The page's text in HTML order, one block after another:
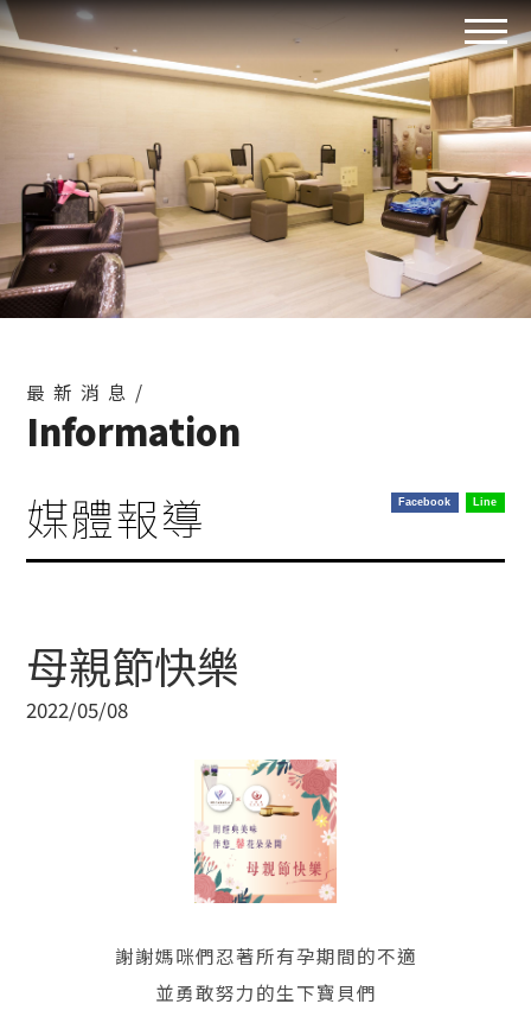
最新消息/
Information
Line
Facebook
媒體報導
母親節快樂
2022/05/08
謝謝媽咪們忍著所有孕期間的不適
並勇敢努力的生下寶貝們